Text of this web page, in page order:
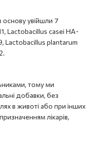
основу увійшли 7
Lactobacillus casei HA-
Lactobacillus plantarum
тому ми
добавки, без
в животі або при інших
лікарів,